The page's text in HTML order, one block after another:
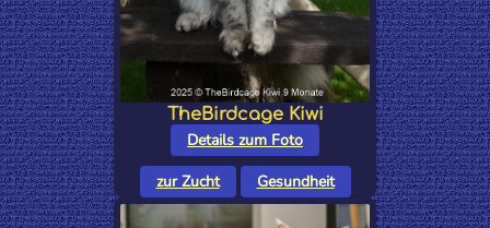
TheBirdcage Kiwi
Details zum Foto
zur Zucht
Gesundheit